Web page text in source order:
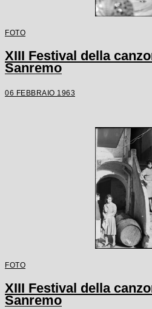
FOTO
XIII Festival della
Sanremo
06 FEBBRAIO 1963
FOTO
XIII Festival della
Sanremo